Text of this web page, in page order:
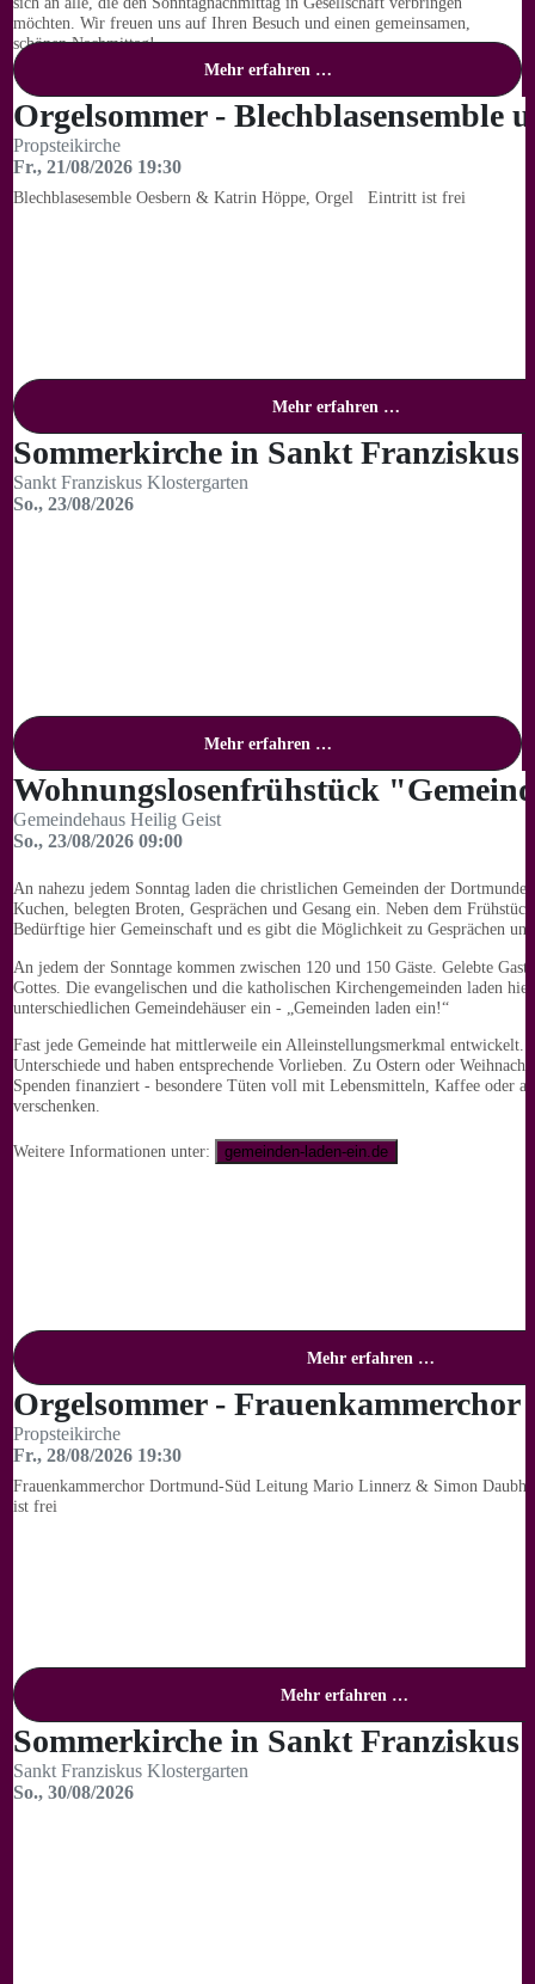
möchten. Wir freuen uns auf Ihren Besuch und einen gemeinsamen,
schönen Nachmittag!
Mehr erfahren …
Orgelsommer - Blechblasensemble
Propsteikirche
Fr., 21/08/2026 19:30
Blechblasesemble Oesbern & Katrin Höppe, Orgel Eintritt ist frei
Mehr erfahren …
Sommerkirche in Sankt Franziskus
Sankt Franziskus Klostergarten
So., 23/08/2026
Mehr erfahren …
Wohnungslosenfrühstück
Gemeindehaus Heilig Geist
So., 23/08/2026 09:00
An nahezu jedem Sonntag laden die christlichen Gemeinden der
Kuchen, belegten Broten, Gesprächen und Gesang ein. Neben dem
Bedürftige hier Gemeinschaft und es gibt die Möglichkeit zu Gesprächen
An jedem der Sonntage kommen zwischen 120 und 150 Gäste. Gelebte
Gottes. Die evangelischen und die katholischen Kirchengemeinden laden
unterschiedlichen Gemeindehäuser ein - „Gemeinden laden ein!“
Fast jede Gemeinde hat mittlerweile ein Alleinstellungsmerkmal entwickelt.
Unterschiede und haben entsprechende Vorlieben. Zu Ostern oder
Spenden finanziert - besondere Tüten voll mit Lebensmitteln, Kaffee oder
verschenken.
Weitere Informationen unter: gemeinden-laden-ein.de
Mehr erfahren …
Orgelsommer - Frauenkammerchor
Propsteikirche
Fr., 28/08/2026 19:30
Frauenkammerchor Dortmund-Süd Leitung Mario Linnerz & Simon
ist frei
Mehr erfahren …
Sommerkirche in Sankt Franziskus
Sankt Franziskus Klostergarten
So., 30/08/2026